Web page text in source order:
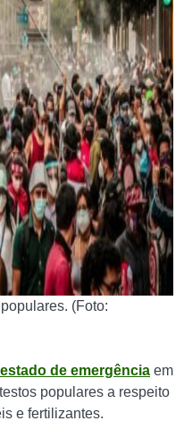
(Foto:
de emergência em
populares a respeito
e fertilizantes.